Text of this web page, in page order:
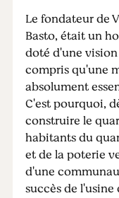
Le fondateur de
Basto, était un
doté d'une
compris qu'une
absolument
C'est pourquoi,
construire le
habitants du
et de la poterie
d'une
succès de l'usine